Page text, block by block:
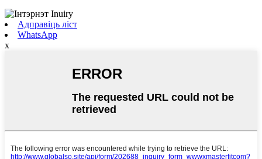
Адправіць ліст
WhatsApp
x